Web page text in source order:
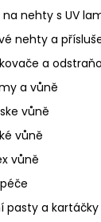
na nehty s UV
nehty a
a
a vůně
vůně
vůně
vůně
pasty a kartáčky